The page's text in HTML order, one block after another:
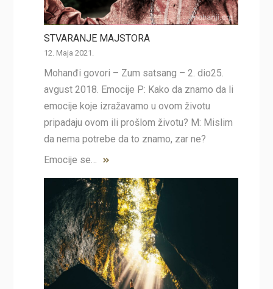
STVARANJE MAJSTORA
12. Maja 2021.
Mohanđi govori – Zum satsang – 2. dio25.
avgust 2018. Emocije P: Kako da znamo da li
emocije koje izražavamo u ovom životu
pripadaju ovom ili prošlom životu? M: Mislim
da nema potrebe da to znamo, zar ne?
Emocije se…